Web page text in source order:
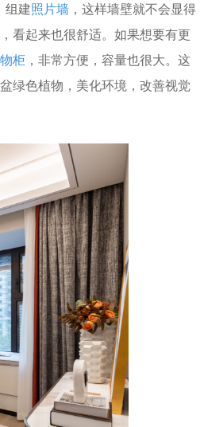
组建照片墙 ，这样墙壁就不会显得
看起来也很舒适。如果想要有更
柜 ，非常方便，容量也很大。这
绿色植物，美化环境，改善视觉